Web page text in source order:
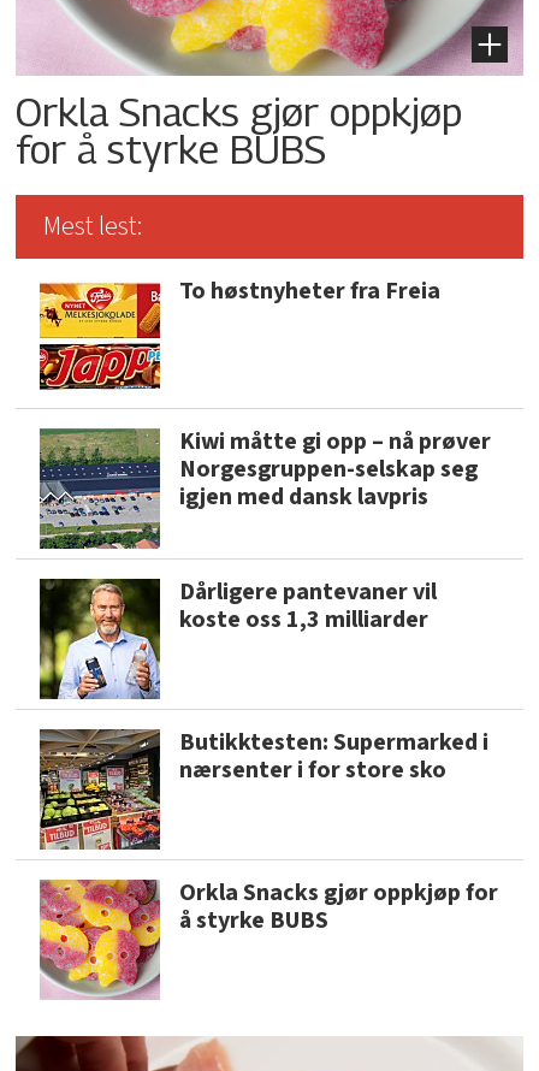
Orkla Snacks gjør oppkjøp
for å styrke BUBS
Mest lest:
To høstnyheter fra Freia
Kiwi måtte gi opp – nå prøver
Norgesgruppen-selskap seg
igjen med dansk lavpris
Dårligere pantevaner vil
koste oss 1,3 milliarder
Butikktesten: Supermarked i
nærsenter i for store sko
Orkla Snacks gjør oppkjøp for
å styrke BUBS